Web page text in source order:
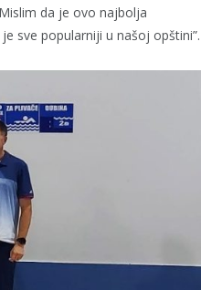
da je ovo najbolja
sve popularniji u našoj opštini”.